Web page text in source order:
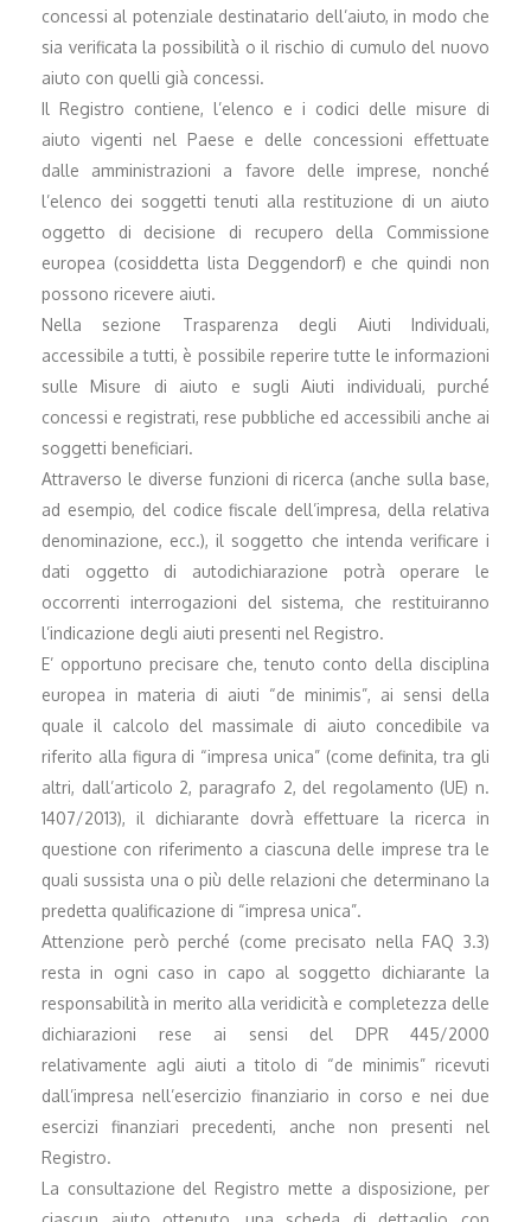
concessi al potenziale destinatario dell’aiuto, in modo che
sia verificata la possibilità o il rischio di cumulo del nuovo
aiuto con quelli già concessi.
Il Registro contiene, l’elenco e i codici delle misure di
aiuto vigenti nel Paese e delle concessioni effettuate
dalle amministrazioni a favore delle imprese, nonché
l’elenco dei soggetti tenuti alla restituzione di un aiuto
oggetto di decisione di recupero della Commissione
europea (cosiddetta lista Deggendorf) e che quindi non
possono ricevere aiuti.
Nella sezione Trasparenza degli Aiuti Individuali,
accessibile a tutti, è possibile reperire tutte le informazioni
sulle Misure di aiuto e sugli Aiuti individuali, purché
concessi e registrati, rese pubbliche ed accessibili anche ai
soggetti beneficiari.
Attraverso le diverse funzioni di ricerca (anche sulla base,
ad esempio, del codice fiscale dell’impresa, della relativa
denominazione, ecc.), il soggetto che intenda verificare i
dati oggetto di autodichiarazione potrà operare le
occorrenti interrogazioni del sistema, che restituiranno
l’indicazione degli aiuti presenti nel Registro.
E’ opportuno precisare che, tenuto conto della disciplina
europea in materia di aiuti “de minimis”, ai sensi della
quale il calcolo del massimale di aiuto concedibile va
riferito alla figura di “impresa unica” (come definita, tra gli
altri, dall’articolo 2, paragrafo 2, del regolamento (UE) n.
1407/2013), il dichiarante dovrà effettuare la ricerca in
questione con riferimento a ciascuna delle imprese tra le
quali sussista una o più delle relazioni che determinano la
predetta qualificazione di “impresa unica”.
Attenzione però perché (come precisato nella FAQ 3.3)
resta in ogni caso in capo al soggetto dichiarante la
responsabilità in merito alla veridicità e completezza delle
dichiarazioni rese ai sensi del DPR 445/2000
relativamente agli aiuti a titolo di “de minimis” ricevuti
dall’impresa nell’esercizio finanziario in corso e nei due
esercizi finanziari precedenti, anche non presenti nel
Registro.
La consultazione del Registro mette a disposizione, per